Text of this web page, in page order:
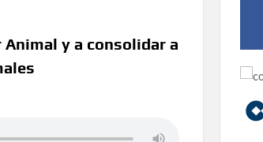
y cumple
el comercio local
y a consolidar a